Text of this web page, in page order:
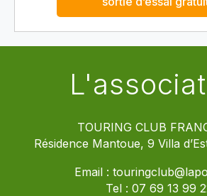
TOURING CLUB
Résidence Mantoue, 9 Villa
Email :
Tel : 07 69 13 99